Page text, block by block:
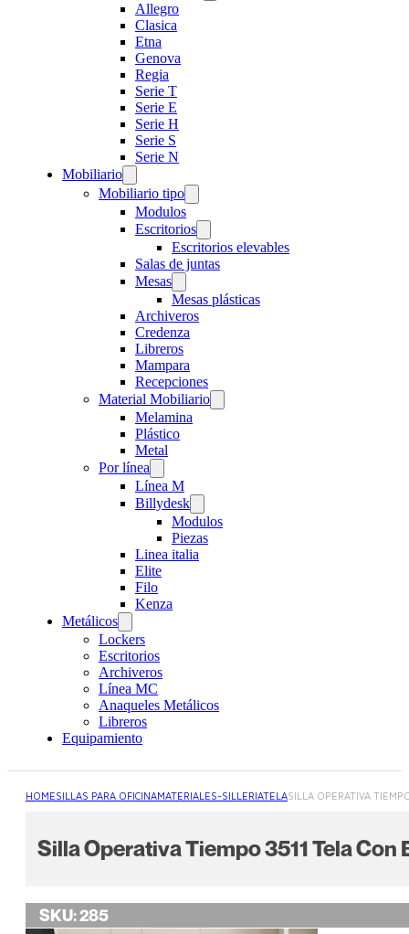
Allegro
Clasica
Etna
Genova
Regia
Serie T
Serie E
Serie H
Serie S
Serie N
Mobiliario
Mobiliario tipo
Modulos
Escritorios
Escritorios elevables
Salas de juntas
Mesas
Mesas plásticas
Archiveros
Credenza
Libreros
Mampara
Recepciones
Material Mobiliario
Melamina
Plástico
Metal
Por línea
Línea M
Billydesk
Modulos
Piezas
Linea italia
Elite
Filo
Kenza
Metálicos
Lockers
Escritorios
Archiveros
Línea MC
Anaqueles Metálicos
Libreros
Equipamiento
HOMESILLAS PARA OFICINAMATERIALES-SILLERIATELASILLA OPERATIVA
Silla Operativa Tiempo 3511 Tela
SKU:285